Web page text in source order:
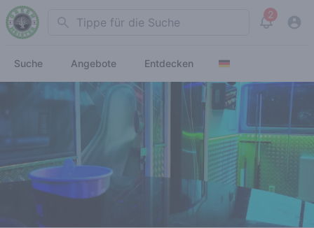
Search 2
View
Suche Angebote Entdecken